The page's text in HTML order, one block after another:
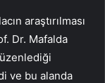
araştırılması
Dr. Mafalda
ve bu alanda